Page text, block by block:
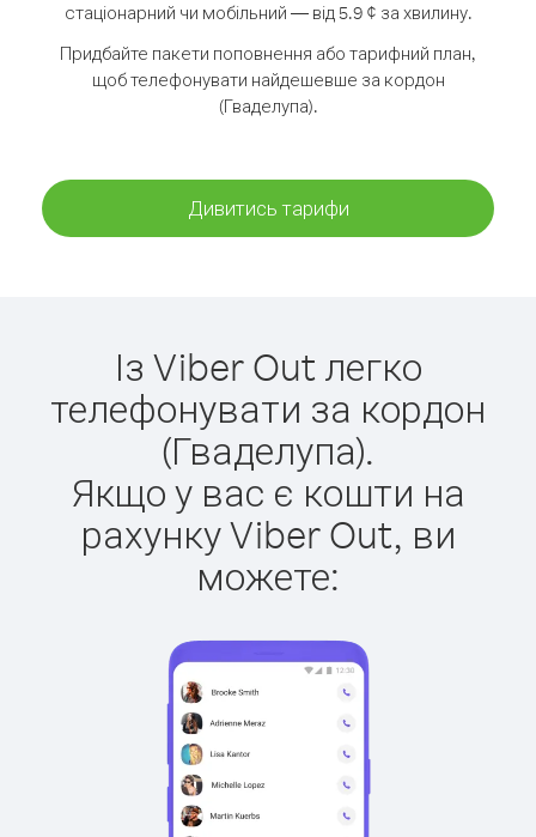
стаціонарний чи мобільний — від 5.9 ¢ за хвилину.
Придбайте пакети поповнення або тарифний план,
щоб телефонувати найдешевше за кордон
(Гваделупа).
Дивитись тарифи
Із Viber Out легко
телефонувати за кордон
(Гваделупа).
Якщо у вас є кошти на
рахунку Viber Out, ви
можете: